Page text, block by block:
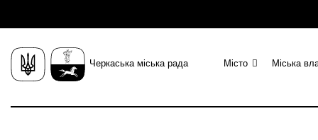
Черкаська міська рада Місто Міська